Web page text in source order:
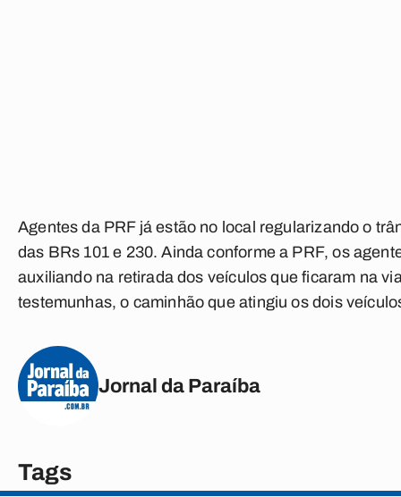
Agentes da PRF já estão no local regularizando o
das BRs 101 e 230. Ainda conforme a PRF, os
auxiliando na retirada dos veículos que ficaram na
testemunhas, o caminhão que atingiu os dois
Jornal da Paraíba
Tags